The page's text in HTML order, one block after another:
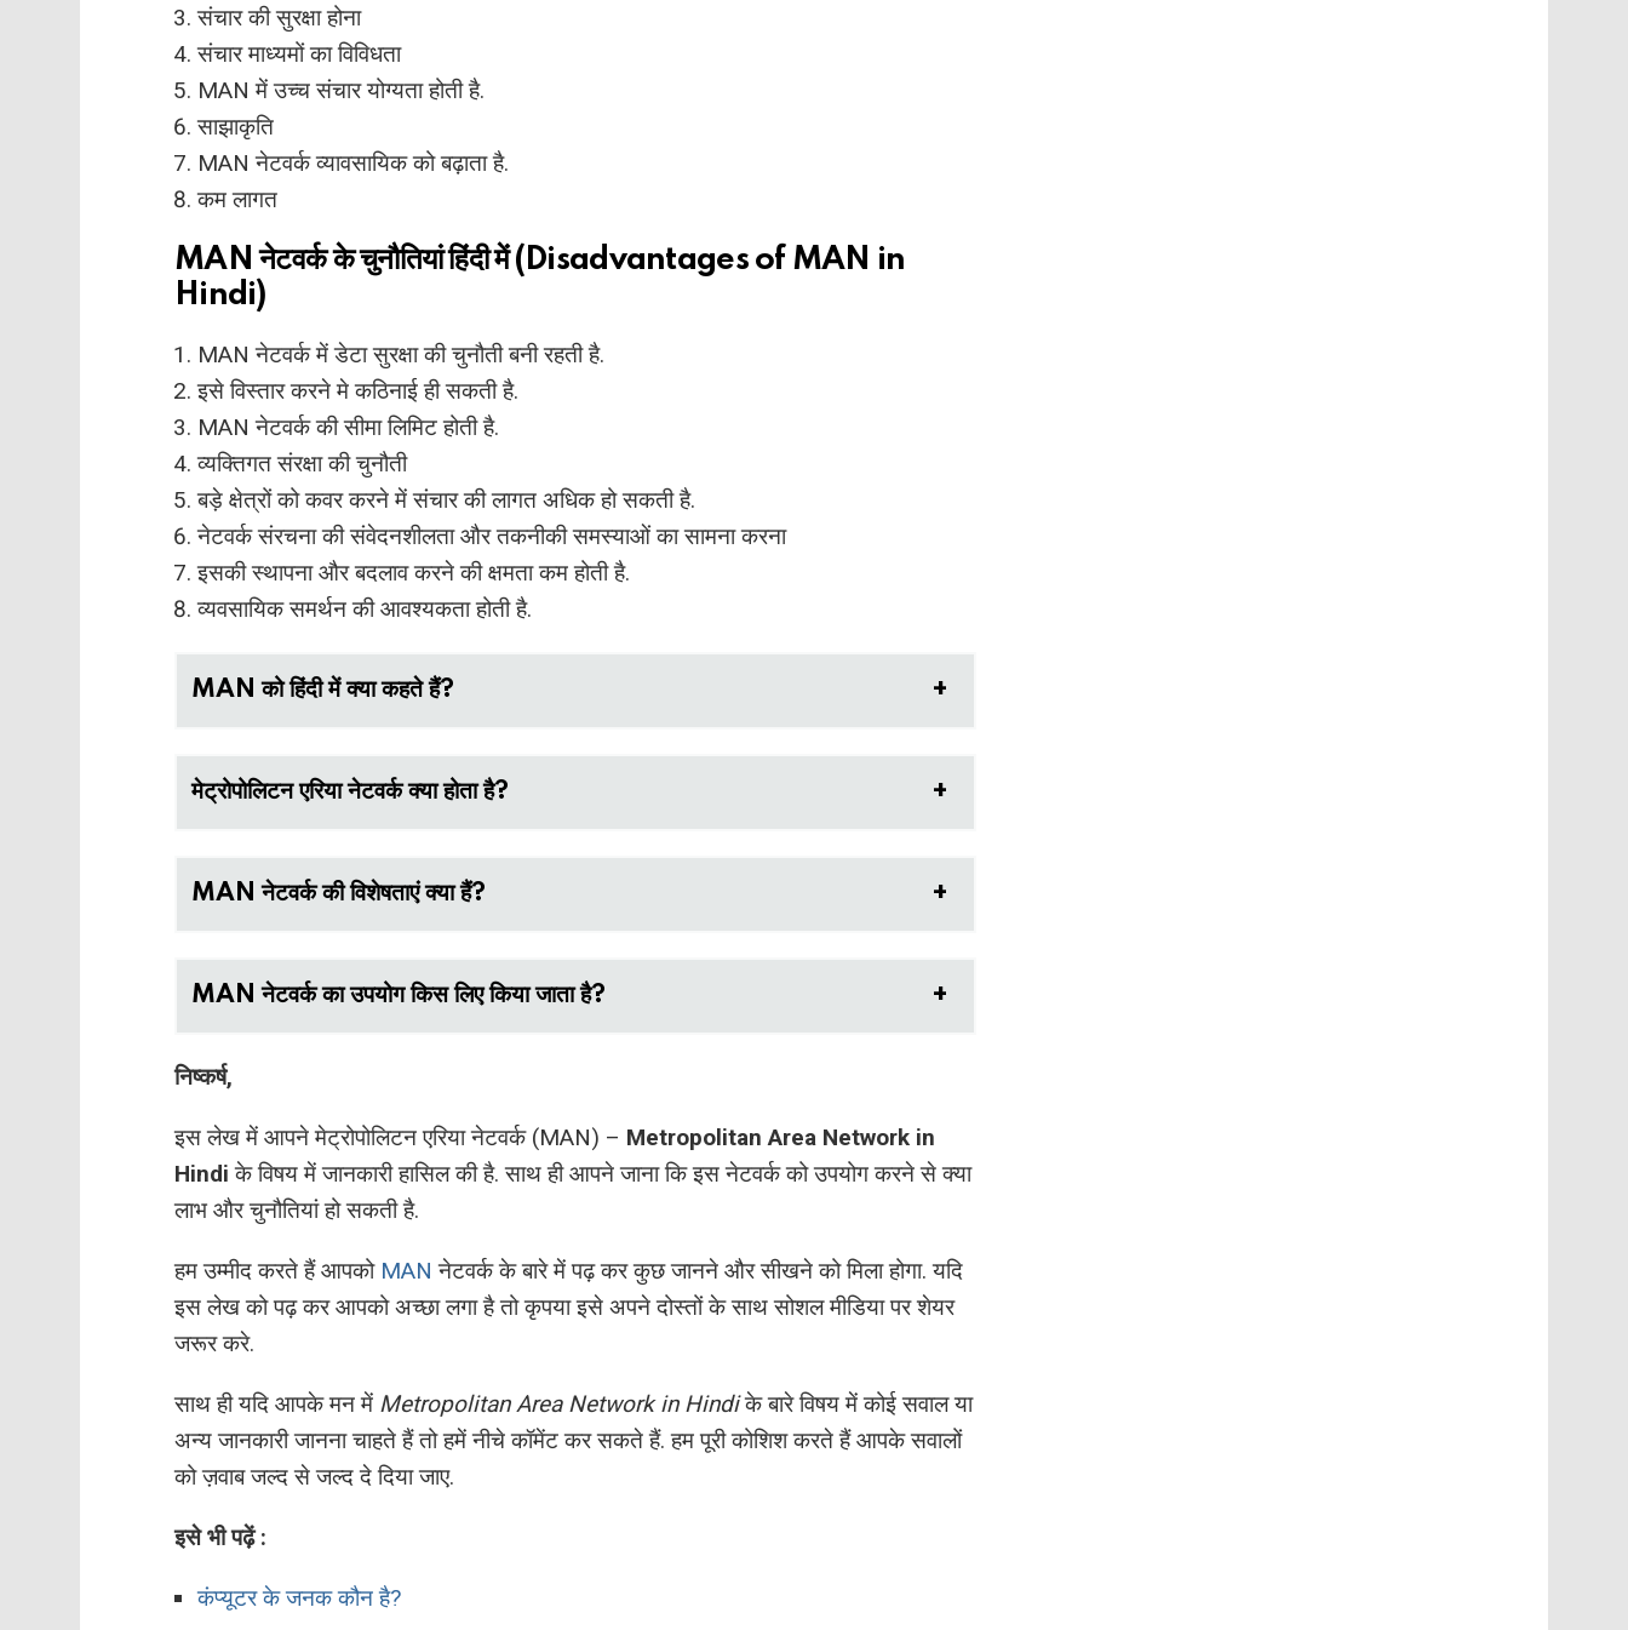
संचार की सुरक्षा होना
संचार माध्यमों का विविधता
MAN में उच्च संचार योग्यता होती है.
साझाकृति
MAN नेटवर्क व्यावसायिक को बढ़ाता है.
कम लागत
MAN नेटवर्क के चुनौतियां हिंदी में (Disadvantages of MAN in
Hindi)
MAN नेटवर्क में डेटा सुरक्षा की चुनौती बनी रहती है.
इसे विस्तार करने मे कठिनाई ही सकती है.
MAN नेटवर्क की सीमा लिमिट होती है.
व्यक्तिगत संरक्षा की चुनौती
बड़े क्षेत्रों को कवर करने में संचार की लागत अधिक हो सकती है.
नेटवर्क संरचना की संवेदनशीलता और तकनीकी समस्याओं का सामना करना
इसकी स्थापना और बदलाव करने की क्षमता कम होती है.
व्यवसायिक समर्थन की आवश्यकता होती है.
MAN को हिंदी में क्या कहते हैं?
मेट्रोपोलिटन एरिया नेटवर्क क्या होता है?
MAN नेटवर्क की विशेषताएं क्या हैं?
MAN नेटवर्क का उपयोग किस लिए किया जाता है?
निष्कर्ष,
इस लेख में आपने मेट्रोपोलिटन एरिया नेटवर्क (MAN) – Metropolitan Area Network in
Hindi के विषय में जानकारी हासिल की है. साथ ही आपने जाना कि इस नेटवर्क को उपयोग करने से क्या
लाभ और चुनौतियां हो सकती है.
हम उम्मीद करते हैं आपको MANनेटवर्क के बारे में पढ़ कर कुछ जानने और सीखने को मिला होगा. यदि
इस लेख को पढ़ कर आपको अच्छा लगा है तो कृपया इसे अपने दोस्तों के साथ सोशल मीडिया पर शेयर
जरूर करे.
साथ ही यदि आपके मन में Metropolitan Area Network in Hindiके बारे विषय में कोई सवाल या
अन्य जानकारी जानना चाहते हैं तो हमें नीचे कॉमेंट कर सकते हैं. हम पूरी कोशिश करते हैं आपके सवालों
को ज़वाब जल्द से जल्द दे दिया जाए.
इसे भी पढ़ें :
कंप्यूटर के जनक कौन है?